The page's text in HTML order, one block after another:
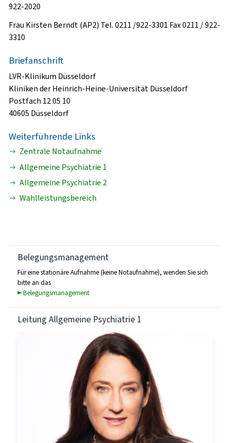
922-2020
Frau Kirsten Berndt (AP2) Tel. 0211 /922-3301 Fax 0211 / 922-
3310
Briefanschrift
LVR-Klinikum Düsseldorf
Kliniken der Heinrich-Heine-Universität Düsseldorf
Postfach 12 05 10
40605 Düsseldorf
Weiterführende Links
Zentrale Notaufnahme
Allgemeine Psychiatrie 1
Allgemeine Psychiatrie 2
Wahlleistungsbereich
Belegungsmanagement
Für eine stationäre Aufnahme (keine Notaufnahme), wenden Sie sich
bitte an das
► Belegungsmanagement
Leitung Allgemeine Psychiatrie 1